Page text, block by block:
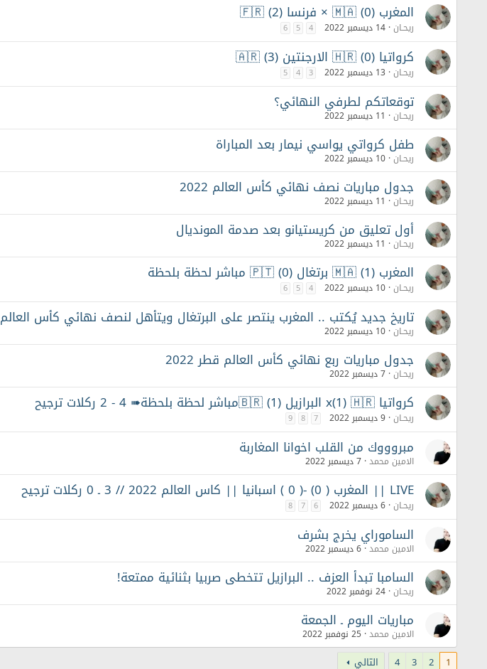
المغرب 🇲🇦 (0) × فرنسا 🇫🇷 (2)
ريحـان 14 ديسمبر 2022 4
5
6
كرواتيا 🇭🇷 (0) الارجنتين 🇦🇷 (3)
ريحـان 13 ديسمبر 2022 3
4
5
توقعاتكم لطرفي النهائي؟
ريحـان 11 ديسمبر 2022
طفل كرواتي يواسي نيمار بعد المباراة
ريحـان 10 ديسمبر 2022
جدول مباريات نصف نهائي كأس العالم 2022
ريحـان 11 ديسمبر 2022
أول تعليق من كريستيانو بعد صدمة المونديال
ريحـان 11 ديسمبر 2022
المغرب 🇲🇦 (1) برتغال 🇵🇹 (0) مباشر لحظة بلحظة
ريحـان 10 ديسمبر 2022 4
5
6
تاريخ جديد يُكتب .. المغرب ينتصر على البرتغال ويتأهل لنصف نهائي كأس العالم 2022
ريحـان 10 ديسمبر 2022
جدول مباريات ربع نهائي كأس العالم قطر 2022
ريحـان 7 ديسمبر 2022
كرواتيا x(1) 🇭🇷 البرازيل 🇧🇷 (1)مباشر لحظة بلحظة➠ 4 - 2 ركلات ترجيح
ريحـان 9 ديسمبر 2022 7
8
9
مبروووك من القلب اخوانا المغاربة
الامين محمد 7 ديسمبر 2022
LIVE || المغرب ( 0) -( 0 ) اسبانيا || كاس العالم 2022 // 3 ـ 0 ركلات ترجيح
ريحـان 6 ديسمبر 2022 6
7
8
الساموراي يخرج بشرف
الامين محمد 6 ديسمبر 2022
السامبا تبدأ العزف .. البرازيل تتخطى صربيا بثنائية ممتعة!
ريحـان 24 نوفمبر 2022
مباريات اليوم ـ الجمعة
الامين محمد 25 نوفمبر 2022
1
2
3
4 التالي